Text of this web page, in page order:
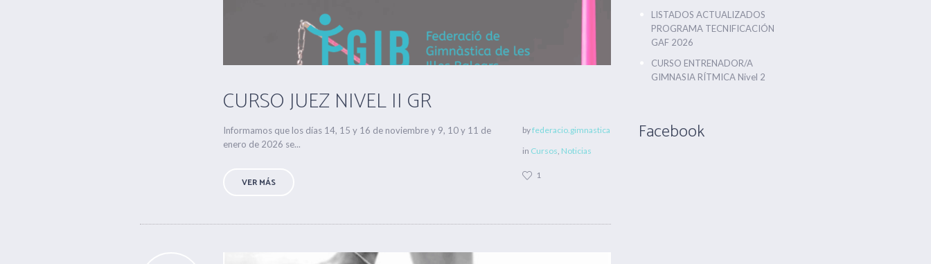
CURSO JUEZ NIVEL II GR
Informamos que los días 14, 15 y 16 de noviembre y 9, 10 y 11 de
enero de 2026 se...
VER MÁS
byfederacio.gimnastica
in Cursos, Noticias
1
LISTADOS ACTUALIZADOS
PROGRAMA TECNIFICACIÓN
GAF 2026
CURSO ENTRENADOR/A
GIMNASIA RÍTMICA Nivel 2
Facebook